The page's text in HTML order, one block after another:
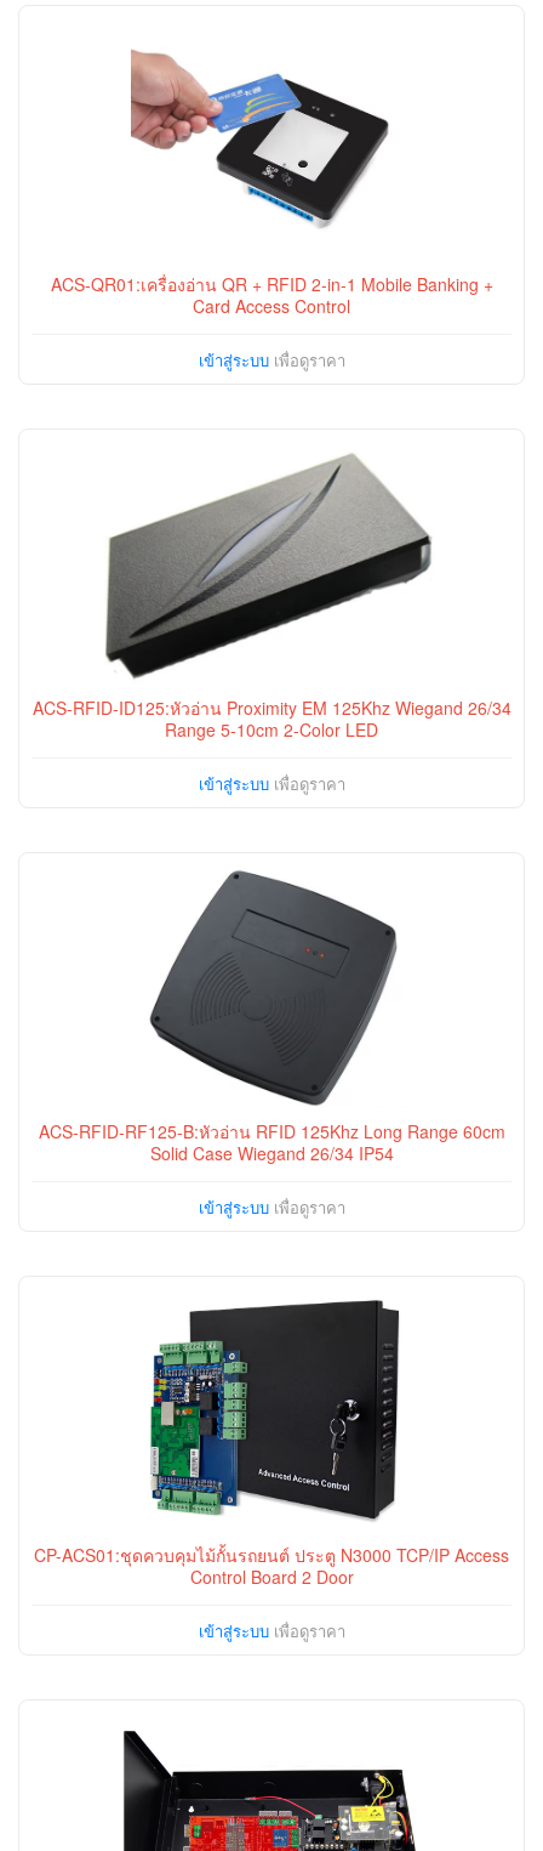
ACS-QR01:เครื่องอ่าน QR + RFID 2-in-1 Mobile Banking +
Card Access Control
เข้าสู่ระบบเพื่อดูราคา
ACS-RFID-ID125:หัวอ่าน Proximity EM 125Khz Wiegand 26/34
Range 5-10cm 2-Color LED
เข้าสู่ระบบเพื่อดูราคา
ACS-RFID-RF125-B:หัวอ่าน RFID 125Khz Long Range 60cm
Solid Case Wiegand 26/34 IP54
เข้าสู่ระบบเพื่อดูราคา
CP-ACS01:ชุดควบคุมไม้กั้นรถยนต์ ประตู N3000 TCP/IP Access
Control Board 2 Door
เข้าสู่ระบบเพื่อดูราคา